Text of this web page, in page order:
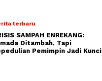
terbaru
SAMPAH ENREKANG:
Ditambah, Tapi
Pemimpin Jadi Kunci